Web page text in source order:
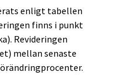
enligt tabellen
finns i punkt
Revideringen
mellan senaste